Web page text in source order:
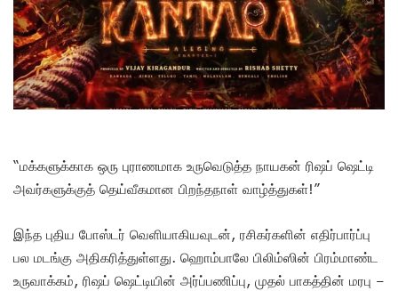
“மக்களுக்காக ஒரு புராணமாக உருவெடுத்த நாயகன் ரிஷப் ஷெட்டி
அவர்களுக்குத் தெய்வீகமான பிறந்தநாள் வாழ்த்துகள்!”
இந்த புதிய போஸ்டர் வெளியாகியவுடன், ரசிகர்களின் எதிர்பார்ப்பு
பல மடங்கு அதிகரித்துள்ளது. ஹொம்பாலே பிலிம்ஸின் பிரம்மாண்ட
உருவாக்கம், ரிஷப் ஷெட்டியின் அர்ப்பணிப்பு, முதல் பாகத்தின் மரபு –